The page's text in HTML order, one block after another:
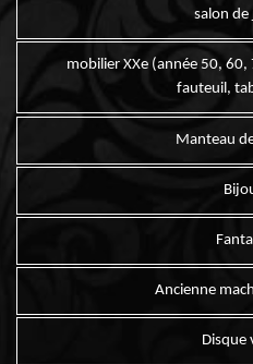
salon de
mobilier XXe (année 50,
fauteuil,
Manteau
Ancienne
Disque